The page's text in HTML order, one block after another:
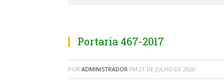
Portaria 467-2017
POR ADMINISTRADOR EM 21 DE JULHO DE 2020